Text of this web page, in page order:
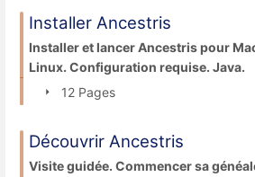
Installer Ancestris
Installer et lancer Ancestris pour
Linux. Configuration requise. Java.
12 Pages
Découvrir Ancestris
Visite guidée. Commencer sa